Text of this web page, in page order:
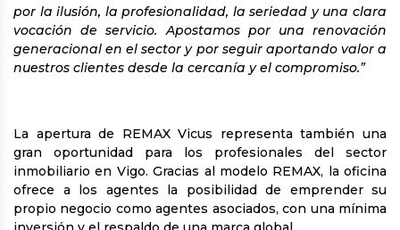
por la ilusión, la profesionalidad, la seriedad y una clara
vocación de servicio. Apostamos por una renovación
generacional en el sector y por seguir aportando valor a
nuestros clientes desde la cercanía y el compromiso.”
La apertura de REMAX Vicus representa también una
gran oportunidad para los profesionales del sector
inmobiliario en Vigo. Gracias al modelo REMAX, la oficina
ofrece a los agentes la posibilidad de emprender su
propio negocio como agentes asociados, con una mínima